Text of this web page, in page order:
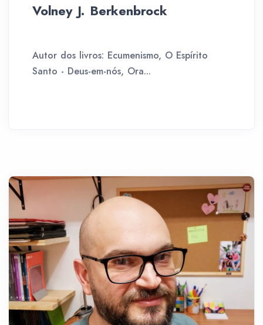
Volney J. Berkenbrock
Autor dos livros: Ecumenismo, O Espírito
Santo - Deus-em-nós, Ora...